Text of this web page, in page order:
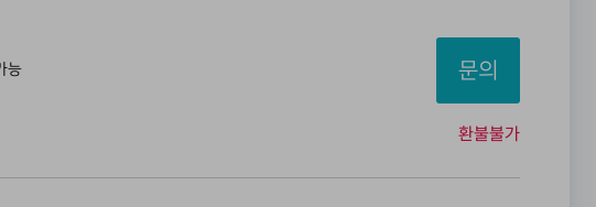
능
문의
환불불가